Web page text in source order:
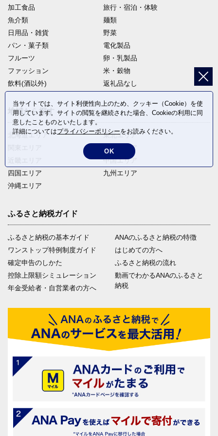
加工食品
旅行・宿泊・体験
魚介類
麺類
日用品・雑貨
野菜
パン・菓子類
電化製品
フルーツ
卵・乳製品
ファッション
米・穀物
飲料(酒以外)
返礼品なし
地域から探す
北海道エリア
四国エリア
沖縄エリア
東北エリア
中部エリア
中国エリア
九州エリア
ふるさと納税ガイド
ふるさと納税の基本ガイド
ワンストップ特例制度ガイド
確定申告のしかた
控除上限額シミュレーション
年金受給者・自営業者の方へ
ANAのふるさと納税の特徴
はじめての方へ
ふるさと納税の流れ
動画でわかるANAのふるさと
納税
当サイトでは、サイト利便性向上のため、クッキー（Cookie）を使
用しています。サイトの閲覧を継続された場合、Cookieの利用に同
意したことものといたします。
詳細についてはプライバシーポリシーをお読みください。
OK